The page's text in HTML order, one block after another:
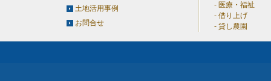
土地活用事例
お問合せ
医療・福祉
借り上げ
貸し農園